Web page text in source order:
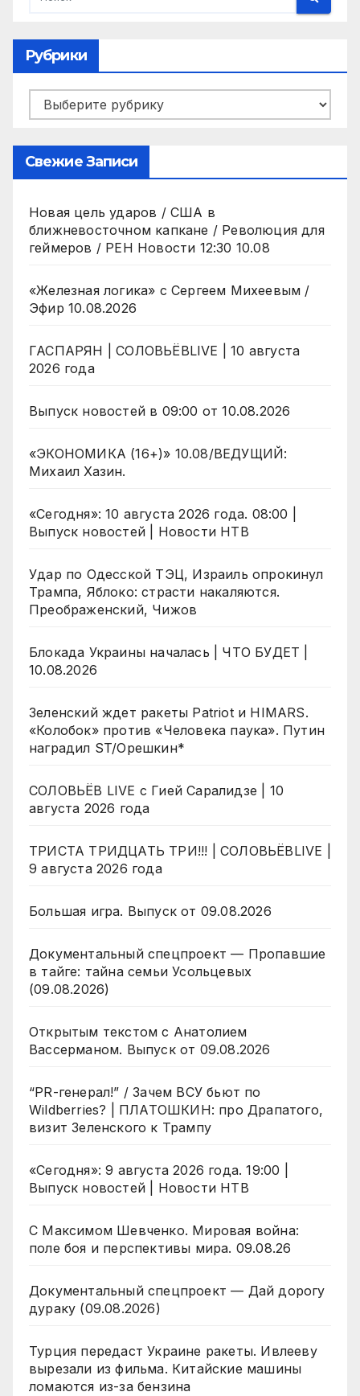
Рубрики
Рубрики
Свежие Записи
Новая цель ударов / США в
ближневосточном капкане / Революция для
геймеров / РЕН Новости 12:30 10.08
«Железная логика» с Сергеем Михеевым /
Эфир 10.08.2026
ГАСПАРЯН | СОЛОВЬЁВLIVE | 10 августа
2026 года
Выпуск новостей в 09:00 от 10.08.2026
«ЭКОНОМИКА (16+)» 10.08/ВЕДУЩИЙ:
Михаил Хазин.
«Сегодня»: 10 августа 2026 года. 08:00 |
Выпуск новостей | Новости НТВ
Удар по Одесской ТЭЦ, Израиль опрокинул
Трампа, Яблоко: страсти накаляются.
Преображенский, Чижов
Блокада Украины началась | ЧТО БУДЕТ |
10.08.2026
Зеленский ждет ракеты Patriot и HIMARS.
«Колобок» против «Человека паука». Путин
наградил ST/Орешкин*
СОЛОВЬЁВ LIVE с Гией Саралидзе | 10
августа 2026 года
ТРИСТА ТРИДЦАТЬ ТРИ!!! | СОЛОВЬЁВLIVE |
9 августа 2026 года
Большая игра. Выпуск от 09.08.2026
Документальный спецпроект — Пропавшие
в тайге: тайна семьи Усольцевых
(09.08.2026)
Открытым текстом с Анатолием
Вассерманом. Выпуск от 09.08.2026
“PR-генерал!” / Зачем ВСУ бьют по
Wildberries? | ПЛАТОШКИН: про Драпатого,
визит Зеленского к Трампу
«Сегодня»: 9 августа 2026 года. 19:00 |
Выпуск новостей | Новости НТВ
С Максимом Шевченко. Мировая война:
поле боя и перспективы мира. 09.08.26
Документальный спецпроект — Дай дорогу
дураку (09.08.2026)
Турция передаст Украине ракеты. Ивлееву
вырезали из фильма. Китайские машины
ломаются из-за бензина